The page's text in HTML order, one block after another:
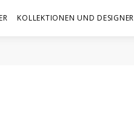
KOLLEKTIONEN UND DESIGNER